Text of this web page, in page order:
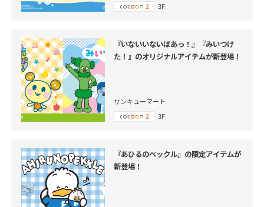
3F
『いないいないばあっ！』『みいつけ
た！』のオリジナルアイテムが新登場！
サンキューマート
3F
『あひるのペックル』の限定アイテムが
新登場！